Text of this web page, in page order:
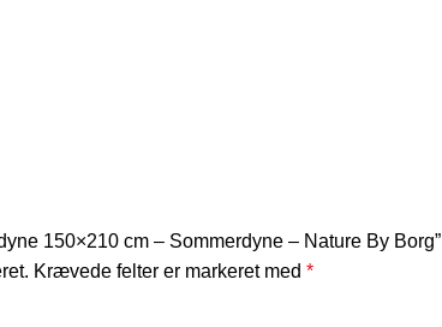
150×210 cm – Sommerdyne – Nature By Borg”
Krævede felter er markeret med *